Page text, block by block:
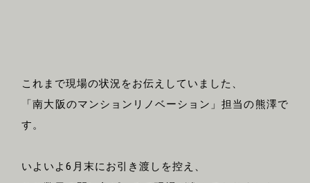
これまで現場の状況をお伝えしていました、
「南大阪のマンションリノベーション」担当の熊澤で
す。
いよいよ6月末にお引き渡しを控え、